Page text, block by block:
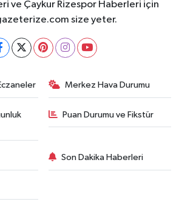
ve Çaykur Rizespor Haberleri için
size yeter.
Merkez Hava Durumu
Puan Durumu ve Fikstür
Son Dakika Haberleri